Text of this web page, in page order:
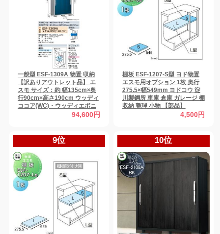
一般型 ESF-1309A 物置 収納
【訳ありアウトレット品】 エ
スモ サイズ：約 幅135cm×奥
行90cm×高さ190cm ウッディ
ココア(WC)・ウッディエボニ
ー(WE) ヨドコウ ヨド物置 淀川
94,600円
棚板 ESF-1207-S型 ヨド物置
エスモ用オプション 1枚 奥行
275.5×幅549mm ヨドコウ 淀
川製鋼所 車庫 倉庫 ガレージ 棚
収納 整理 小物 【部品】
4,500円
9位 10位